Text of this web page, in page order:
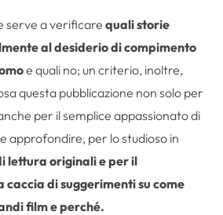
serve a verificarequali storie
al desiderio di compimento
e quali no; un criterio, inoltre,
questa pubblicazione non solo per
per il semplice appassionato di
approfondire, per lo studioso in
lettura originali e per il
caccia di suggerimenti su come
film e perché.